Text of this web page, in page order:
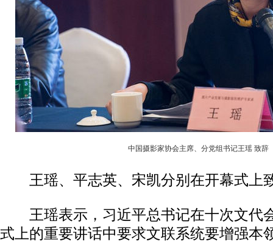
中国摄影家协会主席、分党组书记王瑶 致辞
王瑶、平志英、宋凯分别在开幕式上
王瑶表示，习近平总书记在十次文代
式上的重要讲话中要求文联系统要增强本